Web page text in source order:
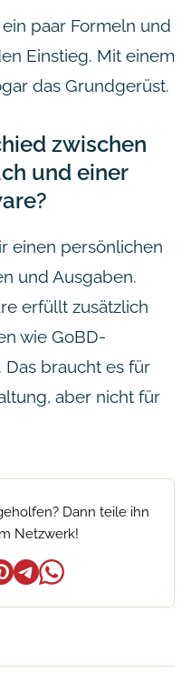
paar Formeln und
Einstieg. Mit einem
das Grundgerüst.
zwischen
und einer
einen persönlichen
und Ausgaben.
erfüllt zusätzlich
wie GoBD-
braucht es für
aber nicht für
Dann teile ihn
Netzwerk!